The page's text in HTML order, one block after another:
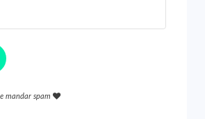
mandar spam